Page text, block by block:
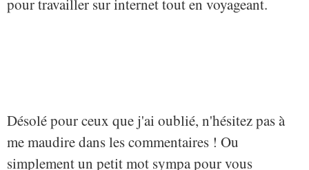
pour travailler sur internet tout en voyageant.
Désolé pour ceux que j'ai oublié, n'hésitez pas à
me maudire dans les commentaires ! Ou
simplement un petit mot sympa pour vous